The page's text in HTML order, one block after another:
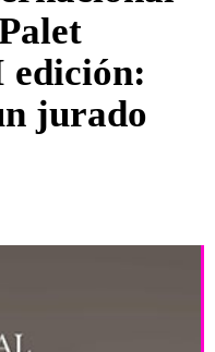
edición:
jurado